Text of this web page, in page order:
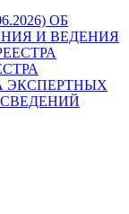
ОБ
И ВЕДЕНИЯ
ЭКСПЕРТНЫХ